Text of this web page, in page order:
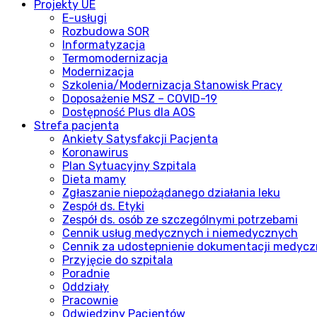
Projekty UE
E-usługi
Rozbudowa SOR
Informatyzacja
Termomodernizacja
Modernizacja
Szkolenia/Modernizacja Stanowisk Pracy
Doposażenie MSZ – COVID-19
Dostępność Plus dla AOS
Strefa pacjenta
Ankiety Satysfakcji Pacjenta
Koronawirus
Plan Sytuacyjny Szpitala
Dieta mamy
Zgłaszanie niepożądanego działania leku
Zespół ds. Etyki
Zespół ds. osób ze szczególnymi potrzebami
Cennik usług medycznych i niemedycznych
Cennik za udostepnienie dokumentacji
Przyjęcie do szpitala
Poradnie
Oddziały
Pracownie
Odwiedziny Pacjentów